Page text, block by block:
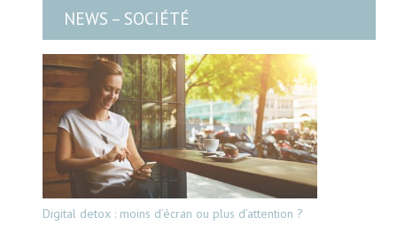
NEWS – SOCIÉTÉ
Digital detox : moins d’écran ou plus d’attention ?